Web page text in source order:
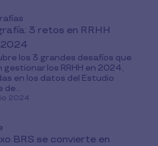
3 retos en RRHH
los 3 grandes desafíos que
gestionar los RRHH en 2024,
en los datos del Estudio
de...
2024
BRS se convierte en